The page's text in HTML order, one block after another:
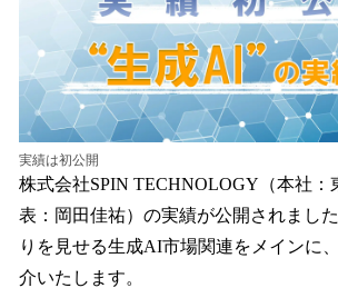
中
で
す
実績は初公開
株式会社SPIN TECHNOLOGY（本社：
表：岡田佳祐）の実績が公開されまし
りを見せる生成AI市場関連をメインに
介いたします。